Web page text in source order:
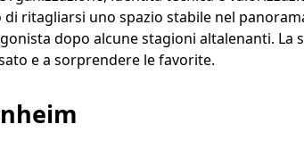
ritagliarsi uno spazio stabile nel
dopo alcune stagioni altalenanti. La
e a sorprendere le favorite.